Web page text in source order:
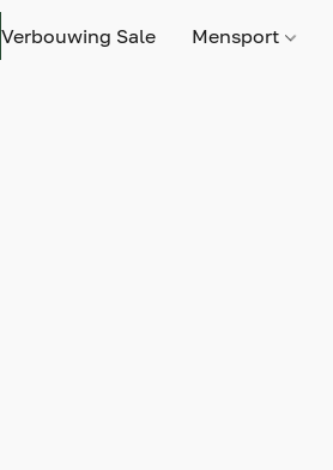
Verbouwing Sale Mensport